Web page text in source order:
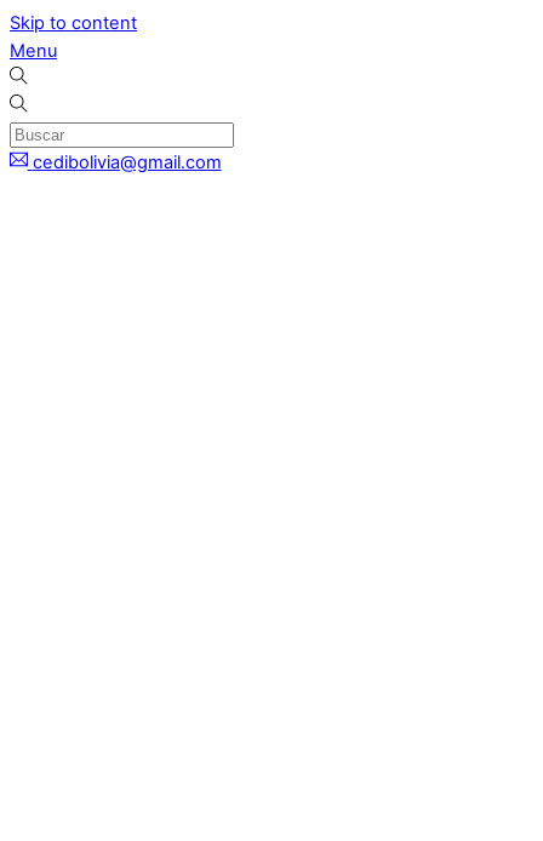
Skip to content
Menu
cedibolivia@gmail.com